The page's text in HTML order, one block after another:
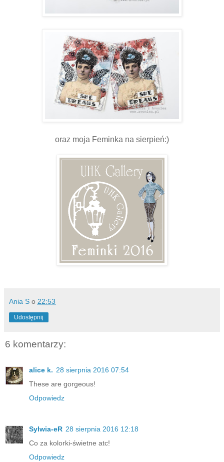
oraz moja Feminka na sierpień:)
Ania S o 22:53
Udostępnij
6 komentarzy:
alice k. 28 sierpnia 2016 07:54
These are gorgeous!
Odpowiedz
Sylwia-eR 28 sierpnia 2016 12:18
Co za kolorki-świetne atc!
Odpowiedz